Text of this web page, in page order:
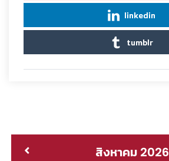
linkedin
tumblr
สิงหาคม 2026